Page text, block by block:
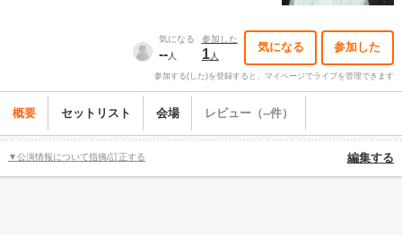
気になる
--人
参加した
1人
気になる 参加した
参加する(した)を登録すると、マイページでライブを管理できます
概要 セットリスト 会場 レビュー（--件）
▼公演情報について指摘/訂正する 編集する